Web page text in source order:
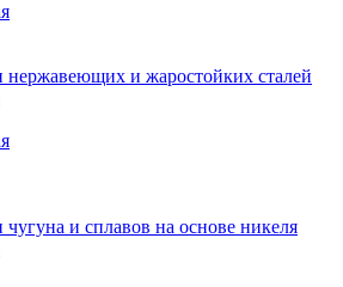
нержавеющих и жаростойких сталей
и сплавов на основе никеля